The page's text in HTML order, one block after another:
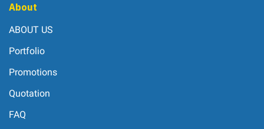
About
ABOUT US
Portfolio
Promotions
Quotation
FAQ